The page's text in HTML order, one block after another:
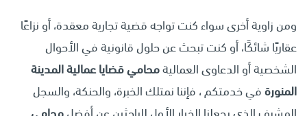
ومن زاوية أخرى سواء كنت تواجه قضية تجارية معقدة، أو نزاعًا
عقاريًا شائكًا، أو كنت تبحث عن حلول قانونية في الأحوال
الشخصية أو الدعاوى العماليةمحامي قضايا عمالية المدينة
المنورةفي خدمتكم ، فإننا نمتلك الخبرة، والحنكة، والسجل